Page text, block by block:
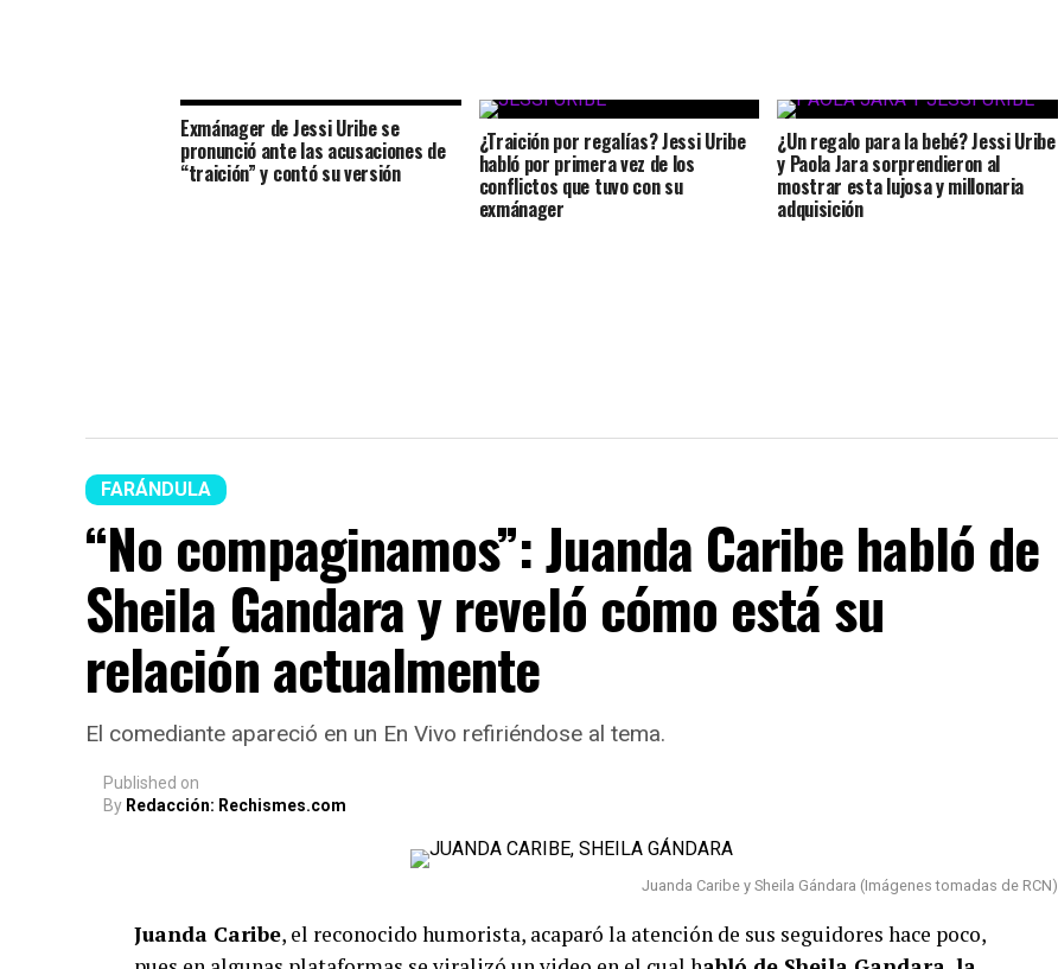
Exmánager de Jessi Uribe se
pronunció ante las acusaciones de
“traición” y contó su versión
¿Traición por regalías? Jessi Uribe
habló por primera vez de los
conflictos que tuvo con su
exmánager
¿Un regalo para la bebé? Jessi Uribe
y Paola Jara sorprendieron al
mostrar esta lujosa y millonaria
adquisición
FARÁNDULA
“No compaginamos”: Juanda Caribe habló de
Sheila Gandara y reveló cómo está su
relación actualmente
El comediante apareció en un En Vivo refiriéndose al tema.
Published on
By Redacción: Rechismes.com
Juanda Caribe y Sheila Gándara (Imágenes tomadas de RCN)
Juanda Caribe, el reconocido humorista, acaparó la atención de sus seguidores hace poco,